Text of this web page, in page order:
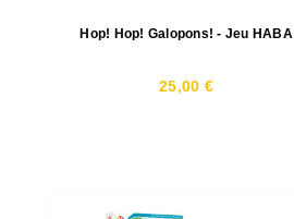
Hop! Hop! Galopons! - Jeu HABA
25,00 €